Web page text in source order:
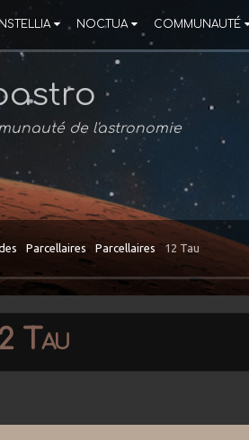
NOCTUA COMMUNAUTÉ
de l'astronomie
Parcellaires Parcellaires 12 Tau
Tau